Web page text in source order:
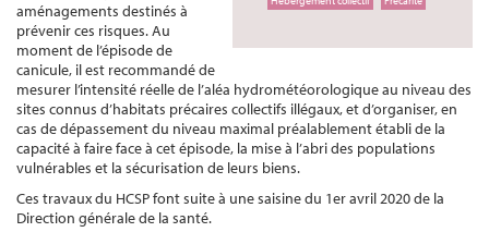
aménagements destinés à
prévenir ces risques. Au
moment de l’épisode de
canicule, il est recommandé de
mesurer l’intensité réelle de l’aléa hydrométéorologique au niveau des
sites connus d’habitats précaires collectifs illégaux, et d’organiser, en
cas de dépassement du niveau maximal préalablement établi de la
capacité à faire face à cet épisode, la mise à l’abri des populations
vulnérables et la sécurisation de leurs biens.
Ces travaux du HCSP font suite à une saisine du 1er avril 2020 de la
Direction générale de la santé.